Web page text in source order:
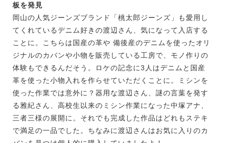
板を発見
岡山の人気ジーンズブランド「桃太郎ジーンズ」も愛用し
てくれているデニム好きの渡辺さん、気になって入店する
ことに。こちらは国産の革や 備後産のデニムを使ったオリ
ジナルのカバンや小物を販売している工房で、モノ作りの
体験もできるんだそう。ロケの記念に3人はデニムと国産
革を使った小物入れを作らせていただくことに。ミシンを
使った作業では意外に？器用な渡辺さん、謎の言葉を発す
る雅紀さん、高校生以来のミシン作業になった中塚アナ、
三者三様の展開に。それでも完成した作品はどれもステキ
で満足の一品でした。ちなみに渡辺さんはお気に入りのカ